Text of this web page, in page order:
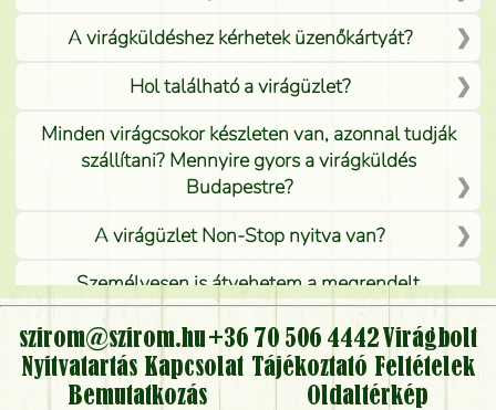
A virágküldéshez kérhetek üzenőkártyát?
Hol található a virágüzlet?
Minden virágcsokor készleten van, azonnal tudják
szállítani? Mennyire gyors a virágküldés
Budapestre?
A virágüzlet Non-Stop nyitva van?
Személyesen is átvehetem a megrendelt
virágcsokrot, vagy csak virágküldéssel, kiszállítással
kérhető?
Vidékre is lehet rendelni?
szirom@szirom.hu+36 70 506 4442Virágbolt
Nyitvatartás Kapcsolat Tájékoztató Feltételek
Bemutatkozás
Oldaltérkép